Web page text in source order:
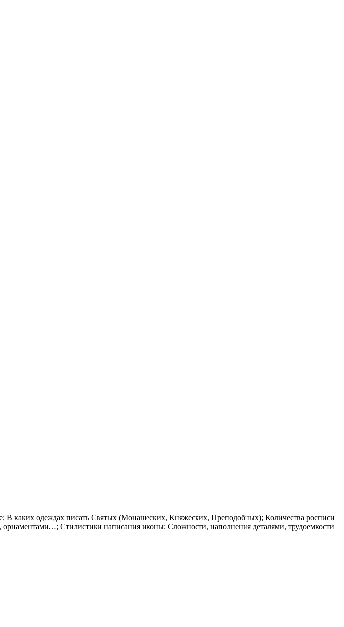
В каких одеждах писать Святых (Монашеских, Княжеских, Преподобных); Количества росписи
Стилистики написания иконы; Сложности, наполнения деталями, трудоемкости